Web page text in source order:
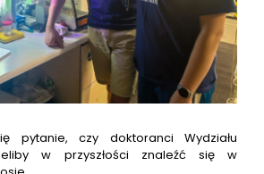
pytanie, czy doktoranci Wydziału
w przyszłości znaleźć się w